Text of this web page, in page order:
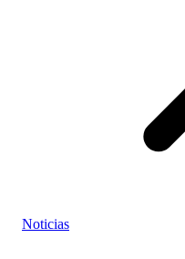
Noticias